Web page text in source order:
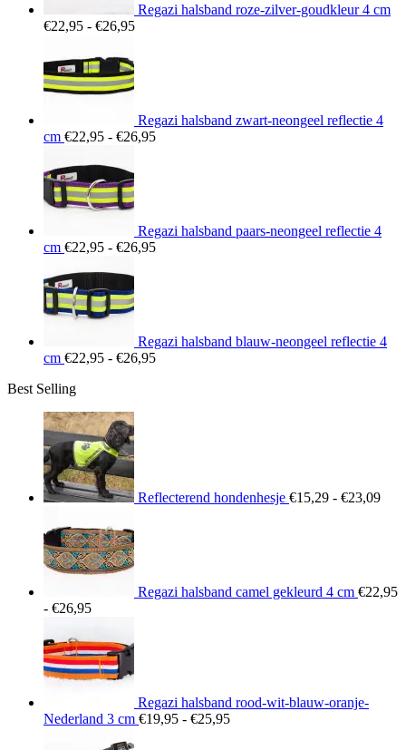
Regazi halsband roze-zilver-goudkleur 4 cm
€22,95 - €26,95Prijsklasse:
Regazi halsband zwart-neongeel reflectie 4
cm €22,95 - €26,95Prijsklasse:
Regazi halsband paars-neongeel reflectie 4
cm €22,95 - €26,95Prijsklasse:
Regazi halsband blauw-neongeel reflectie 4
cm €22,95 - €26,95Prijsklasse:
Best Selling
Reflecterend hondenhesje €15,29 - €23,09
Regazi halsband camel gekleurd 4 cm €22,95
- €26,95Prijsklasse:
tot
€26,95
Regazi halsband rood-wit-blauw-oranje-
Nederland 3 cm €19,95 - €25,95Prijsklasse: